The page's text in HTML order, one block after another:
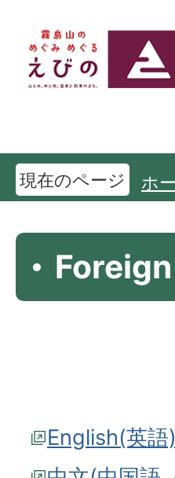
現在のページ ホ
English(英語)